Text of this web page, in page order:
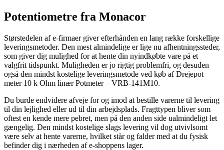
Potentiometre fra Monacor
Størstedelen af e-firmaer giver efterhånden en lang række forskellige
leveringsmetoder. Den mest almindelige er lige nu afhentningssteder,
som giver dig mulighed for at hente din nyindkøbte vare på et
valgfrit tidspunkt. Muligheden er jo rigtig problemfri, og desuden
også den mindst kostelige leveringsmetode ved køb af Drejepot
meter 10 k Ohm linær Potmeter – VRB-141M10.
Du burde endvidere afveje for og imod at bestille varerne til levering
til din lejlighed eller ud til din arbejdsplads. Fragttypen bliver som
oftest en kende mere pebret, men på den anden side ualmindeligt let
gængelig. Den mindst kostelige slags levering vil dog utvivlsomt
være selv at hente varerne, hvilket står og falder med at du fysisk
befinder dig i nærheden af e-shoppens lager.